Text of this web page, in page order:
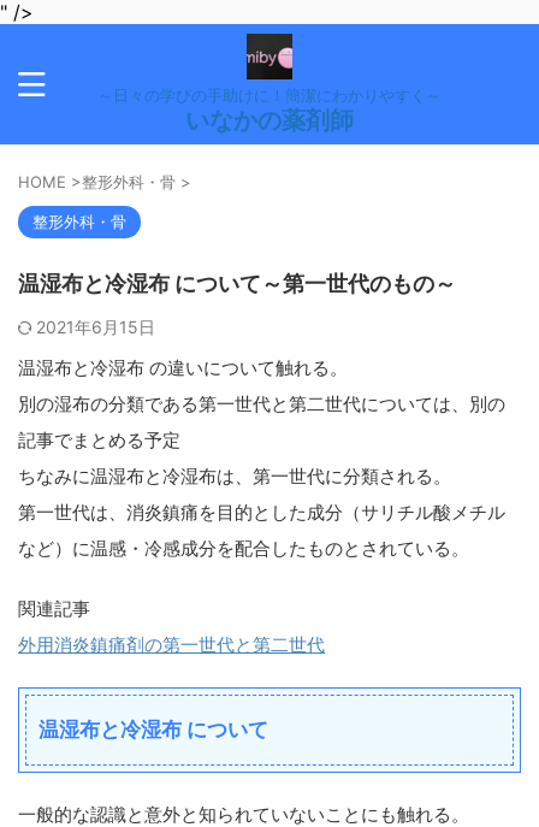
" />
～日々の学びの手助けに！簡潔にわかりやすく～
いなかの薬剤師
HOME >整形外科・骨 >
整形外科・骨
温湿布と冷湿布 について～第一世代のもの～
2021年6月15日
温湿布と冷湿布 の違いについて触れる。
別の湿布の分類である第一世代と第二世代については、別の
記事でまとめる予定
ちなみに温湿布と冷湿布は、第一世代に分類される。
第一世代は、消炎鎮痛を目的とした成分（サリチル酸メチル
など）に温感・冷感成分を配合したものとされている。
関連記事
外用消炎鎮痛剤の第一世代と第二世代
温湿布と冷湿布 について
一般的な認識と意外と知られていないことにも触れる。